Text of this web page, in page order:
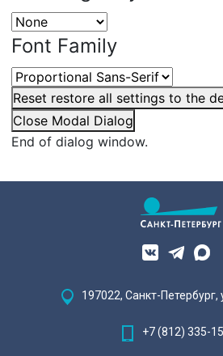
Font Family
Reset restore all settings to the
Close Modal Dialog
End of dialog window.
197022, Санкт-Петербург,
+7 (812) 335-